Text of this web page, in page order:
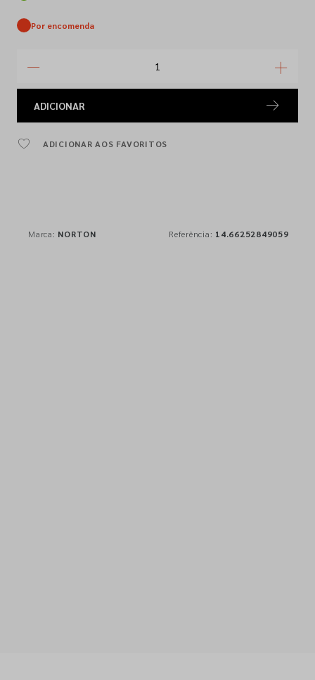
Por encomenda
ADICIONAR
ADICIONAR AOS FAVORITOS
Marca: NORTON Referência: 14.66252849059